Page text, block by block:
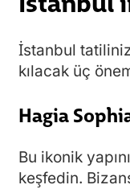
İstanbul
kılacak üç
Hagia
Bu ikonik
keşfedin.